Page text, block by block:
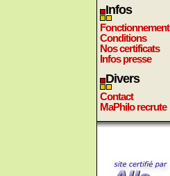
Infos
Fonctionnement
Conditions
Nos certificats
Infos presse
Divers
Contact
MaPhilo recrute